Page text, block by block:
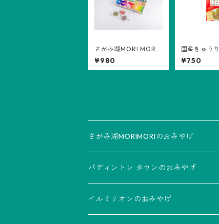
さがみ湖MORI MORI
SAGAMIKOクッキー
¥980
国産きゅう
漬
¥750
さがみ湖MORIMORIのおみやげ
食品
雑貨
パディントン タウンのおみやげ
食品
イルミリオンのおみやげ